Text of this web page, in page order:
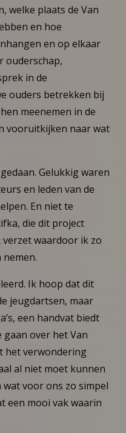
welke plaats de Van
en hoe
en op elkaar
ouderschap,
in de
ouders betrekken bij
meenemen in de
vooruitkijken naar wat
Gelukkig waren
en leden van de
En niet te
die dit project
waardoor ik zo
Ik hoop dat dit
jeugdartsen, maar
een handvat biedt
over het Van
het verwondering
al niet moet kunnen
voor ons zo simpel
een mooi vak waarin